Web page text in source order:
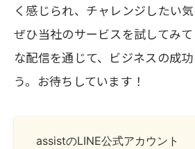
く感じられ、チャレンジしたい気
ぜひ当社のサービスを試してみ
な配信を通じて、ビジネスの成
う。お待ちしています！
assistのLINE公式アカウント